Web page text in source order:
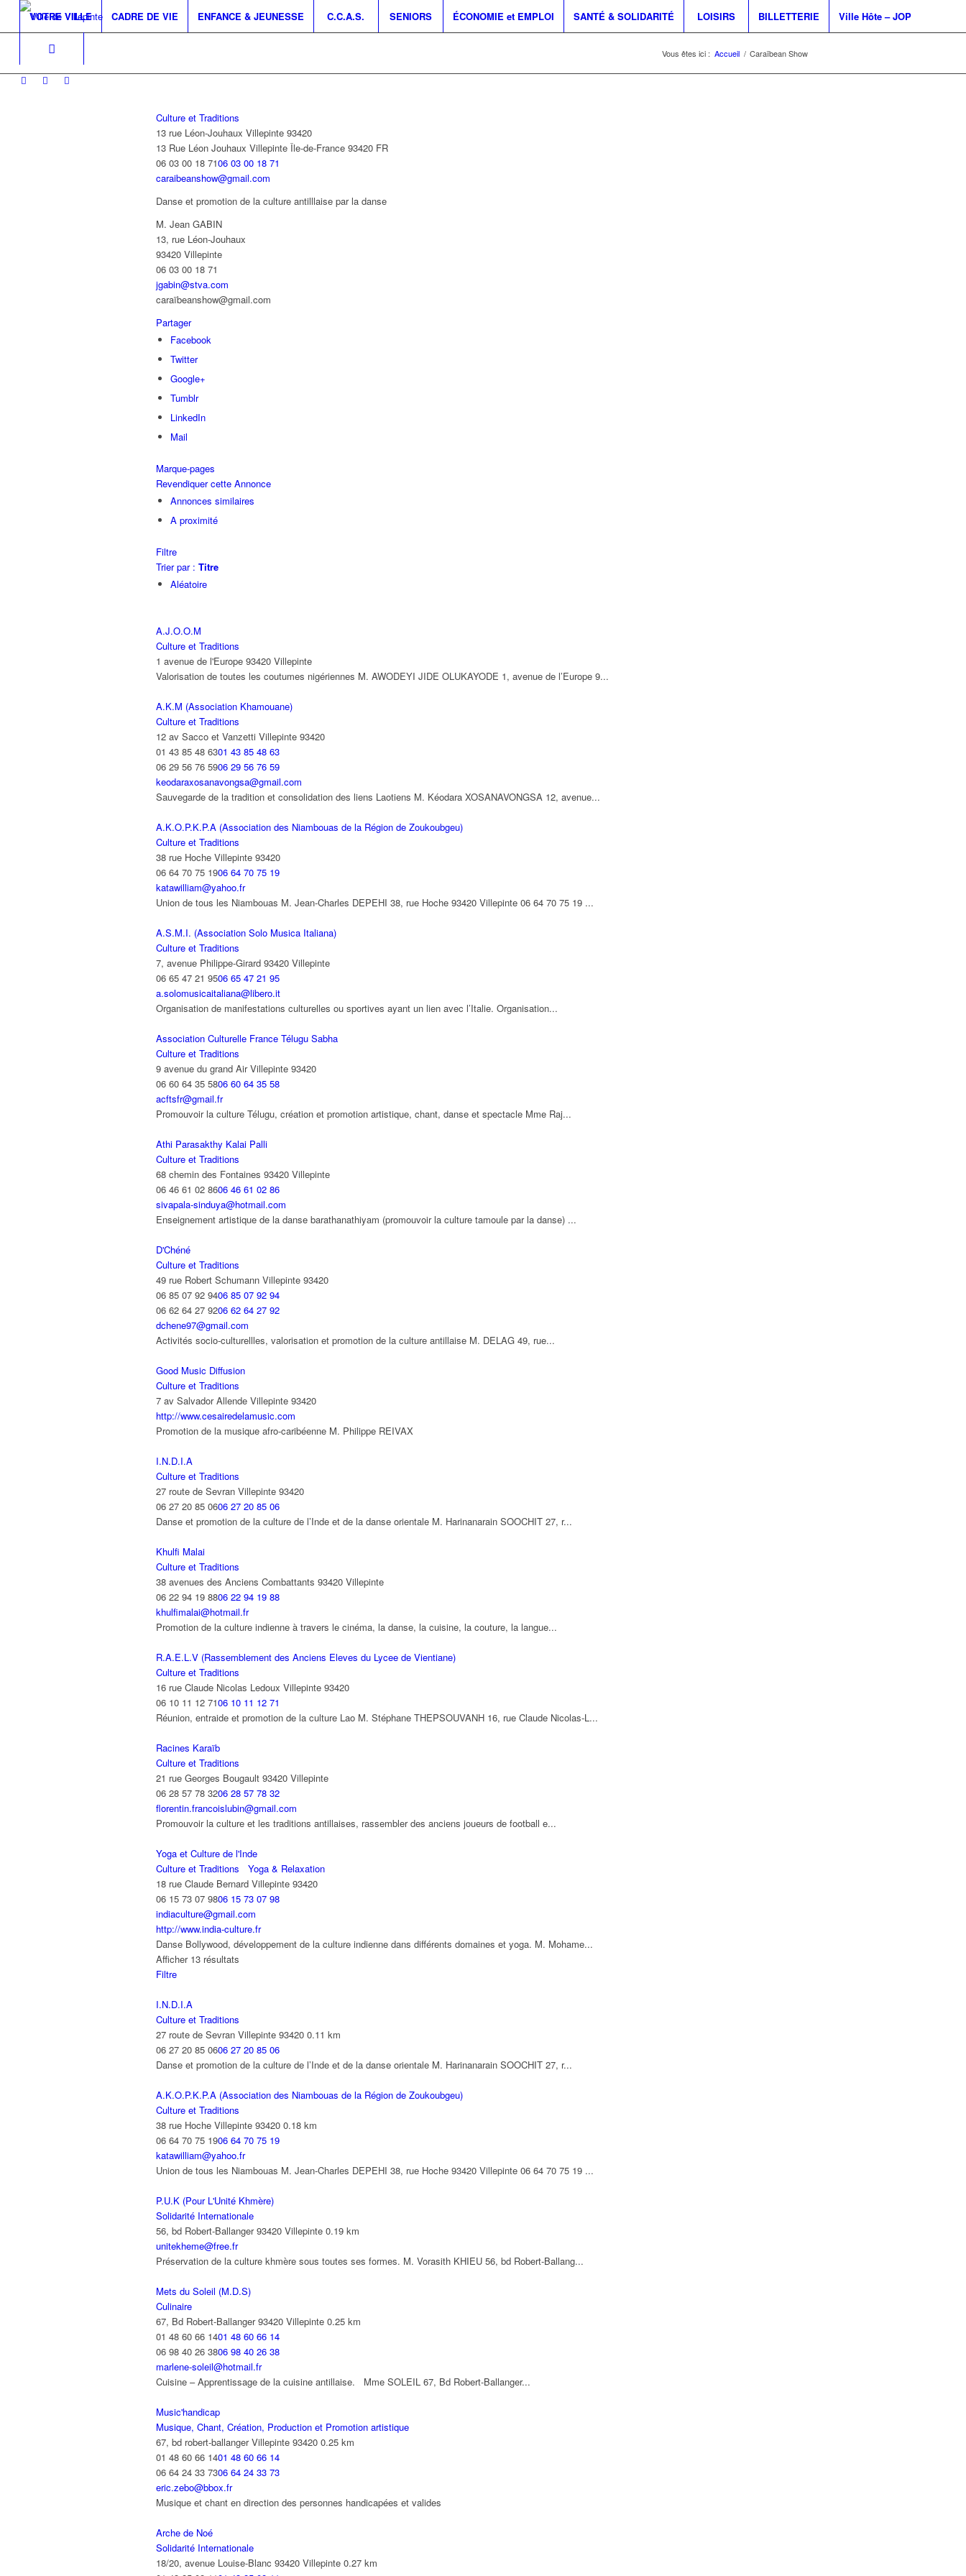
VOTRE VILLE CADRE DE VIE ENFANCE & JEUNESSE C.C.A.S. SENIORS ÉCONOMIE et EMPLOI SANTÉ & SOLIDARITÉ LOISIRS BILLETTERIE Ville Hôte – JOP
Vous êtes ici : Accueil / Caraïbean Show
Culture et Traditions
13 rue Léon-Jouhaux Villepinte 93420
13 Rue Léon Jouhaux Villepinte Île-de-France 93420 FR
06 03 00 18 7106 03 00 18 71
caraibeanshow@gmail.com
Danse et promotion de la culture antilllaise par la danse
M. Jean GABIN
13, rue Léon-Jouhaux
93420 Villepinte
06 03 00 18 71
jgabin@stva.com
caraïbeanshow@gmail.com
Partager
Facebook
Twitter
Google+
Tumblr
LinkedIn
Mail
Marque-pages
Revendiquer cette Annonce
Annonces similaires
A proximité
Filtre
Trier par : Titre
Aléatoire
A.J.O.O.M
Culture et Traditions
1 avenue de l'Europe 93420 Villepinte
Valorisation de toutes les coutumes nigériennes M. AWODEYI JIDE OLUKAYODE 1, avenue de l’Europe 9...
A.K.M (Association Khamouane)
Culture et Traditions
12 av Sacco et Vanzetti Villepinte 93420
01 43 85 48 6301 43 85 48 63
06 29 56 76 5906 29 56 76 59
keodaraxosanavongsa@gmail.com
Sauvegarde de la tradition et consolidation des liens Laotiens M. Kéodara XOSANAVONGSA 12, avenue...
A.K.O.P.K.P.A (Association des Niambouas de la Région de Zoukoubgeu)
Culture et Traditions
38 rue Hoche Villepinte 93420
06 64 70 75 1906 64 70 75 19
katawilliam@yahoo.fr
Union de tous les Niambouas M. Jean-Charles DEPEHI 38, rue Hoche 93420 Villepinte 06 64 70 75 19 ...
A.S.M.I. (Association Solo Musica Italiana)
Culture et Traditions
7, avenue Philippe-Girard 93420 Villepinte
06 65 47 21 9506 65 47 21 95
a.solomusicaitaliana@libero.it
Organisation de manifestations culturelles ou sportives ayant un lien avec l’Italie. Organisation...
Association Culturelle France Télugu Sabha
Culture et Traditions
9 avenue du grand Air Villepinte 93420
06 60 64 35 5806 60 64 35 58
acftsfr@gmail.fr
Promouvoir la culture Télugu, création et promotion artistique, chant, danse et spectacle Mme Raj...
Athi Parasakthy Kalai Palli
Culture et Traditions
68 chemin des Fontaines 93420 Villepinte
06 46 61 02 8606 46 61 02 86
sivapala-sinduya@hotmail.com
Enseignement artistique de la danse barathanathiyam (promouvoir la culture tamoule par la danse) ...
D'Chéné
Culture et Traditions
49 rue Robert Schumann Villepinte 93420
06 85 07 92 9406 85 07 92 94
06 62 64 27 9206 62 64 27 92
dchene97@gmail.com
Activités socio-culturellles, valorisation et promotion de la culture antillaise M. DELAG 49, rue...
Good Music Diffusion
Culture et Traditions
7 av Salvador Allende Villepinte 93420
http://www.cesairedelamusic.com
Promotion de la musique afro-caribéenne M. Philippe REIVAX
I.N.D.I.A
Culture et Traditions
27 route de Sevran Villepinte 93420
06 27 20 85 0606 27 20 85 06
Danse et promotion de la culture de l’Inde et de la danse orientale M. Harinanarain SOOCHIT 27, r...
Khulfi Malai
Culture et Traditions
38 avenues des Anciens Combattants 93420 Villepinte
06 22 94 19 8806 22 94 19 88
khulfimalai@hotmail.fr
Promotion de la culture indienne à travers le cinéma, la danse, la cuisine, la couture, la langue...
R.A.E.L.V (Rassemblement des Anciens Eleves du Lycee de Vientiane)
Culture et Traditions
16 rue Claude Nicolas Ledoux Villepinte 93420
06 10 11 12 7106 10 11 12 71
Réunion, entraide et promotion de la culture Lao M. Stéphane THEPSOUVANH 16, rue Claude Nicolas-L...
Racines Karaïb
Culture et Traditions
21 rue Georges Bougault 93420 Villepinte
06 28 57 78 3206 28 57 78 32
florentin.francoislubin@gmail.com
Promouvoir la culture et les traditions antillaises, rassembler des anciens joueurs de football e...
Yoga et Culture de l'Inde
Culture et Traditions
Yoga & Relaxation
18 rue Claude Bernard Villepinte 93420
06 15 73 07 9806 15 73 07 98
indiaculture@gmail.com
http://www.india-culture.fr
Danse Bollywood, développement de la culture indienne dans différents domaines et yoga. M. Mohame...
Afficher 13 résultats
Filtre
I.N.D.I.A
Culture et Traditions
27 route de Sevran Villepinte 93420 0.11 km
06 27 20 85 0606 27 20 85 06
Danse et promotion de la culture de l’Inde et de la danse orientale M. Harinanarain SOOCHIT 27, r...
A.K.O.P.K.P.A (Association des Niambouas de la Région de Zoukoubgeu)
Culture et Traditions
38 rue Hoche Villepinte 93420 0.18 km
06 64 70 75 1906 64 70 75 19
katawilliam@yahoo.fr
Union de tous les Niambouas M. Jean-Charles DEPEHI 38, rue Hoche 93420 Villepinte 06 64 70 75 19 ...
P.U.K (Pour L'Unité Khmère)
Solidarité Internationale
56, bd Robert-Ballanger 93420 Villepinte 0.19 km
unitekheme@free.fr
Préservation de la culture khmère sous toutes ses formes. M. Vorasith KHIEU 56, bd Robert-Ballang...
Mets du Soleil (M.D.S)
Culinaire
67, Bd Robert-Ballanger 93420 Villepinte 0.25 km
01 48 60 66 1401 48 60 66 14
06 98 40 26 3806 98 40 26 38
marlene-soleil@hotmail.fr
Cuisine – Apprentissage de la cuisine antillaise. Mme SOLEIL 67, Bd Robert-Ballanger...
Music'handicap
Musique, Chant, Création, Production et Promotion artistique
67, bd robert-ballanger Villepinte 93420 0.25 km
01 48 60 66 1401 48 60 66 14
06 64 24 33 7306 64 24 33 73
eric.zebo@bbox.fr
Musique et chant en direction des personnes handicapées et valides
Arche de Noé
Solidarité Internationale
18/20, avenue Louise-Blanc 93420 Villepinte 0.27 km